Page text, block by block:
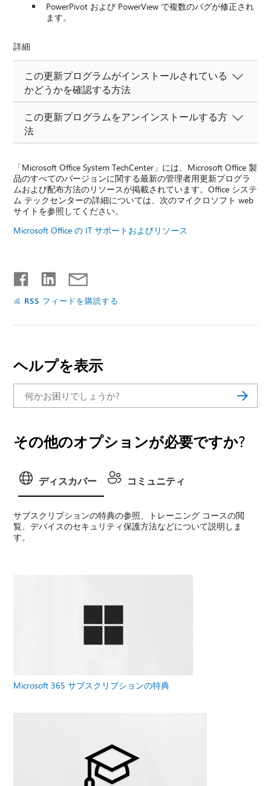
PowerPivot および PowerView で複数のバグが修正され
ます。
詳細
この更新プログラムがインストールされている
かどうかを確認する方法
この更新プログラムをアンインストールする方
法
「Microsoft Office System TechCenter」には、Microsoft Office 製
品のすべてのバージョンに関する最新の管理者用更新プログラ
ムおよび配布方法のリソースが掲載されています。Office システ
ム テックセンターの詳細については、次のマイクロソフト web
サイトを参照してください。
Microsoft Office の IT サポートおよびリソース
RSS フィードを購読する
ヘルプを表示
その他のオプションが必要ですか?
ディスカバー コミュニティ
サブスクリプションの特典の参照、トレーニング コースの閲
覧、デバイスのセキュリティ保護方法などについて説明しま
す。
Microsoft 365 サブスクリプションの特典